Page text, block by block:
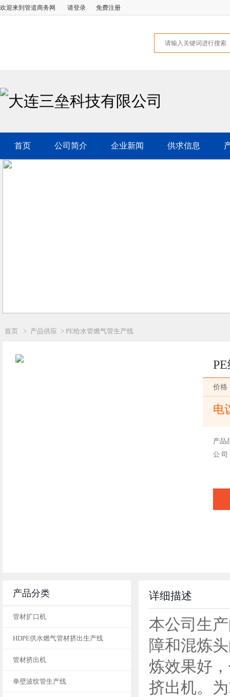
欢迎来到管道商务网 请登录 免费注册
大连三垒科技有限公司
首页 公司简介 企业新闻 供求信息
首页 > 产品供应 > PE给水管燃气管生产线
价格
电
产品
公 司
详细描述
本公司生
障和混炼
炼效果好
挤出机。
产品分类
管材扩口机
HDPE供水燃气管材挤出生产线
管材挤出机
单壁波纹管生产线